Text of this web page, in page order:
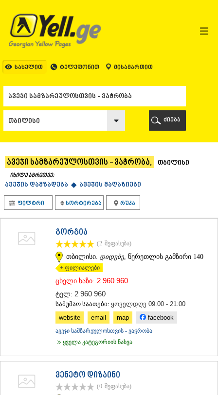
სახელით ტელეფონით მისამართით
ᲗᲑᲘᲚᲘᲡᲘ
ᲗᲑᲘᲚᲘᲡᲘ
ᲐᲤᲮᲐᲖᲔᲗᲘ
ᲒᲐᲚᲘ
ᲑᲐᲗᲣᲛᲘ
ᲥᲝᲑᲣᲚᲔᲗᲘ
ᲨᲣᲐᲮᲔᲕᲘ
ᲩᲐᲥᲕᲘ
ᲝᲖᲣᲠᲒᲔᲗᲘ
ᲩᲝᲮᲐᲢᲐᲣᲠᲘ
ᲣᲠᲔᲙᲘ
ᲘᲛᲔᲠᲔᲗᲘ
ᲑᲐᲦᲓᲐᲗᲘ
ᲕᲐᲜᲘ
ᲡᲐᲛᲢᲠᲔᲓᲘᲐ
ᲡᲐᲩᲮᲔᲠᲔ
ᲓᲔᲓᲝᲤᲚᲘᲡᲬᲧᲐᲠᲝ
ᲚᲐᲒᲝᲓᲔᲮᲘ
ᲡᲘᲦᲜᲐᲦᲘ
ძიება
ავეჯი სამზარეულოსთვის - ვაჭრობა, თბილისი
იხილე აგრეთვე:
ავეჯის დამზადება ◆ ავეჯის მაღაზიები
ფილტრი სორტირება რუკა
გორგია
(2 შეფასება)
თბილისი. დიდუბე , წერეთლის გამზირი 140
+ ფილიალები
ცხელი ხაზი: 2 960 960
ტელ: 2 960 960
სამუშაო საათები: ყოველდღე 09:00 - 21:00
website
email map facebook
ავეჯი სამზარეულოსთვის - ვაჭრობა
ყველა კატეგორიის ნახვა
ვენეტო დიზაინი
(0 შეფასება)